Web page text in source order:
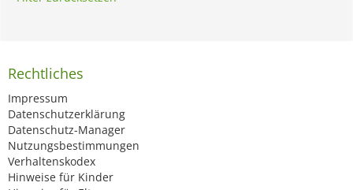
Rechtliches
Impressum
Datenschutzerklärung
Datenschutz-Manager
Nutzungsbestimmungen
Verhaltenskodex
Hinweise für Kinder